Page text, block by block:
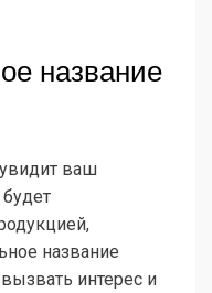
название
ваш
название
интерес и